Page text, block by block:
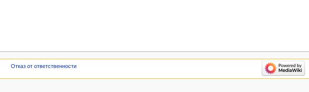
Отказ от ответственности